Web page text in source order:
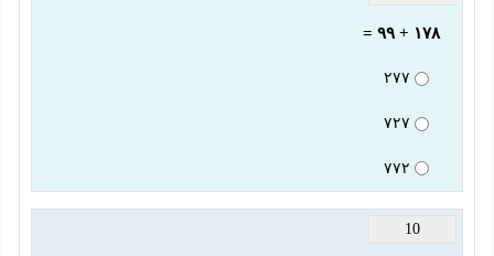
١٧٨ + ٩٩ =
٢٧٧
٧٢٧
٧٧٢
10